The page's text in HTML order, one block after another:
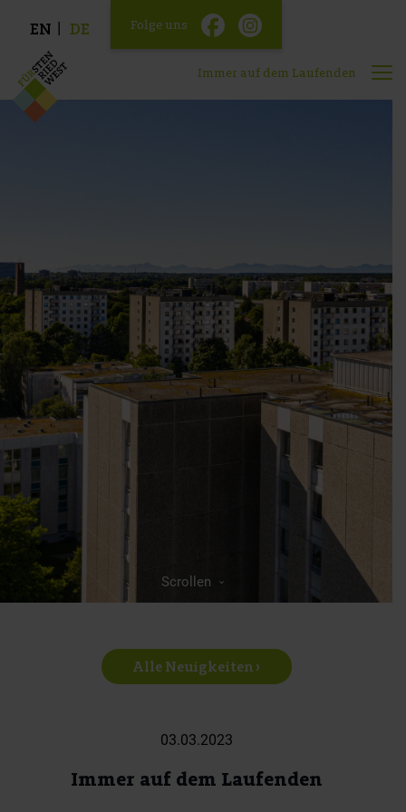
EN DE Folge uns
Immer auf dem Laufenden
Scrollen
Alle Neuigkeiten ›
03.03.2023
Immer auf dem Laufenden